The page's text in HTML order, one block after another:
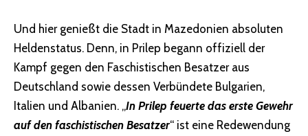
Und hier genießt die Stadt in Mazedonien absoluten
Heldenstatus. Denn, in Prilep begann offiziell der
Kampf gegen den Faschistischen Besatzer aus
Deutschland sowie dessen Verbündete Bulgarien,
Italien und Albanien. „In Prilep feuerte das erste Gewehr
auf den faschistischen Besatzer“ ist eine Redewendung